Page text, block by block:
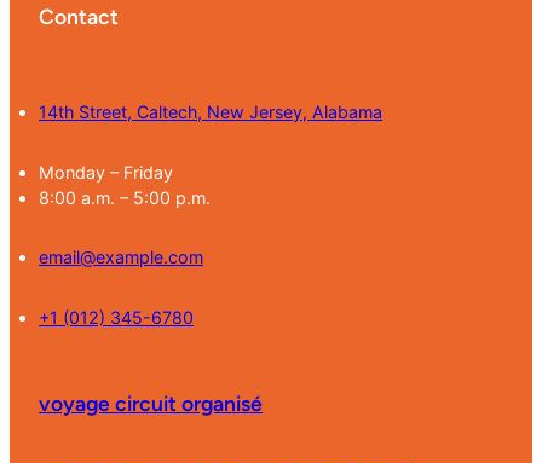
Contact
14th Street, Caltech, New Jersey, Alabama
Monday – Friday
8:00 a.m. – 5:00 p.m.
email@example.com
+1 (012) 345-6780
voyage circuit organisé